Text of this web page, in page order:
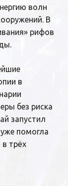
волн
В
рифов
в
без риска
запустил
помогла
в трёх